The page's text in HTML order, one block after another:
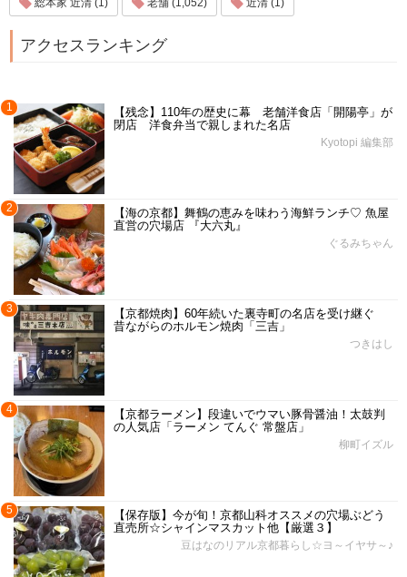
総本家 近清 (1) 老舗 (1,052) 近清 (1)
アクセスランキング
1
【残念】110年の歴史に幕 老舗洋食店「開陽亭」が
閉店 洋食弁当で親しまれた名店
Kyotopi 編集部
2
【海の京都】舞鶴の恵みを味わう海鮮ランチ♡ 魚屋
直営の穴場店 『大六丸』
ぐるみちゃん
3
【京都焼肉】60年続いた裏寺町の名店を受け継ぐ
昔ながらのホルモン焼肉「三吉」
つきはし
4
【京都ラーメン】段違いでウマい豚骨醤油！太鼓判
の人気店「ラーメン てんぐ 常盤店」
柳町イズル
5
【保存版】今が旬！京都山科オススメの穴場ぶどう
直売所☆シャインマスカット他【厳選３】
豆はなのリアル京都暮らし☆ヨ～イヤサ～♪